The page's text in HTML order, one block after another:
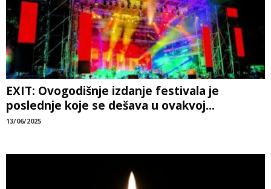
EXIT: Ovogodišnje izdanje festivala je
poslednje koje se dešava u ovakvoj...
13/06/2025